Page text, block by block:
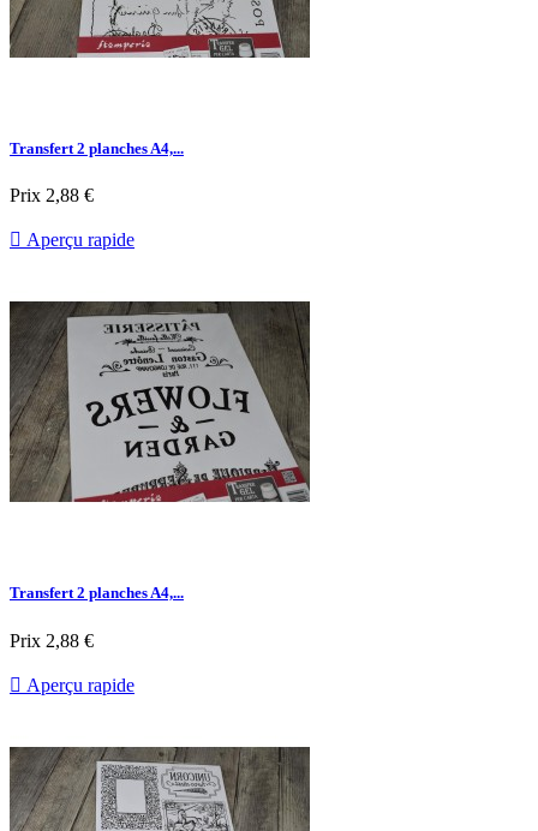
Transfert 2 planches A4,...
Prix 2,88 €
 Aperçu rapide
Transfert 2 planches A4,...
Prix 2,88 €
 Aperçu rapide